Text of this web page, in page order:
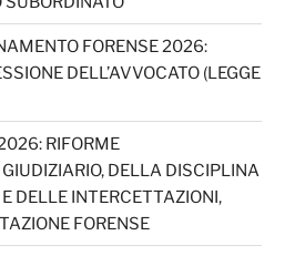
FORENSE 2026:
DELL’AVVOCATO (LEGGE
RIFORME
DELLA DISCIPLINA
DELLE INTERCETTAZIONI,
FORENSE